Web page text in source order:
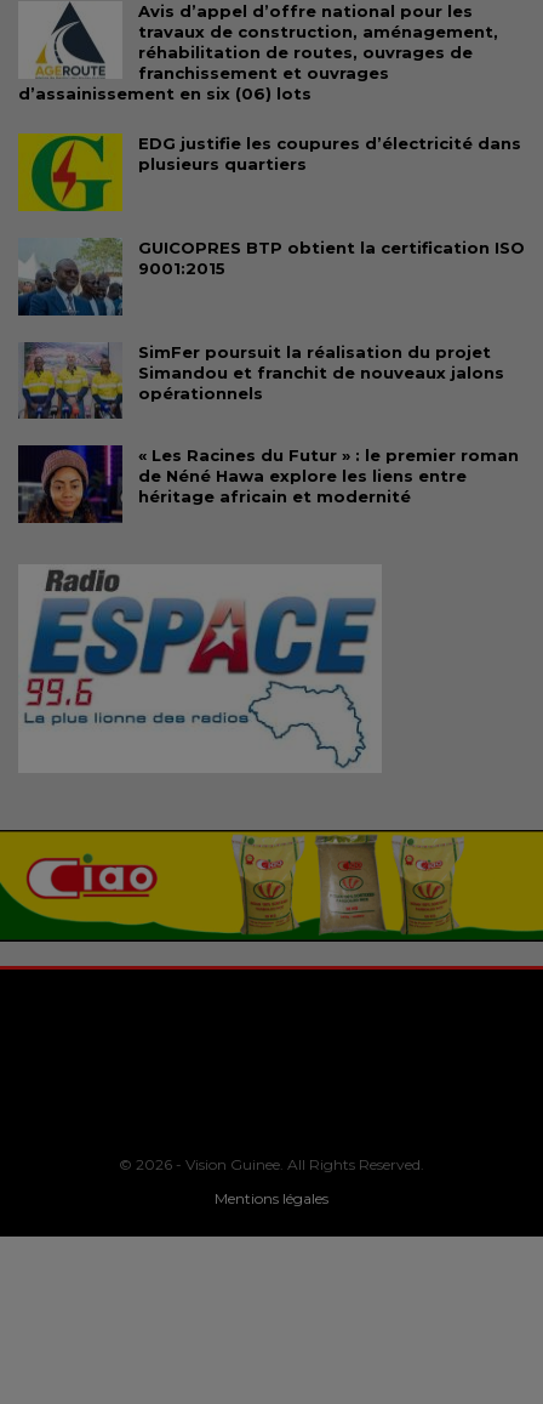
Avis d’appel d’offre national pour les
travaux de construction, aménagement,
réhabilitation de routes, ouvrages de
franchissement et ouvrages
d’assainissement en six (06) lots
EDG justifie les coupures d’électricité dans
plusieurs quartiers
GUICOPRES BTP obtient la certification ISO
9001:2015
SimFer poursuit la réalisation du projet
Simandou et franchit de nouveaux jalons
opérationnels
« Les Racines du Futur » : le premier roman
de Néné Hawa explore les liens entre
héritage africain et modernité
© 2026 - Vision Guinee. All Rights Reserved.
Mentions légales